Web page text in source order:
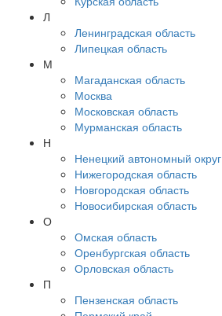
Л
Ленинградская область
Липецкая область
М
Магаданская область
Москва
Московская область
Мурманская область
Н
Ненецкий автономный округ
Нижегородская область
Новгородская область
Новосибирская область
О
Омская область
Оренбургская область
Орловская область
П
Пензенская область